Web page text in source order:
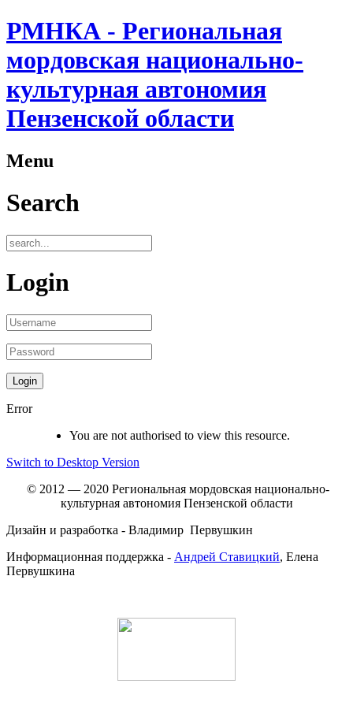
РМНКА - Региональная
мордовская национально-
культурная автономия
Пензенской области
Menu
Search
Login
Error
You are not authorised to view this resource.
Switch to Desktop Version
© 2012 — 2020 Региональная мордовская национально-
культурная автономия Пензенской области
Дизайн и разработка - Владимир Первушкин
Информационная поддержка - Андрей Ставицкий, Елена
Первушкина